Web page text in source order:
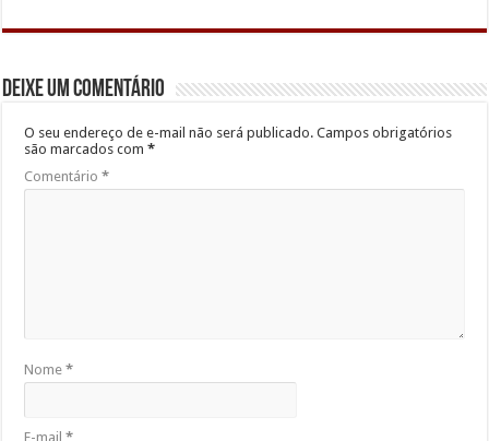
Deixe um comentário
O seu endereço de e-mail não será publicado. Campos obrigatórios
são marcados com*
Comentário*
Nome*
E-mail*